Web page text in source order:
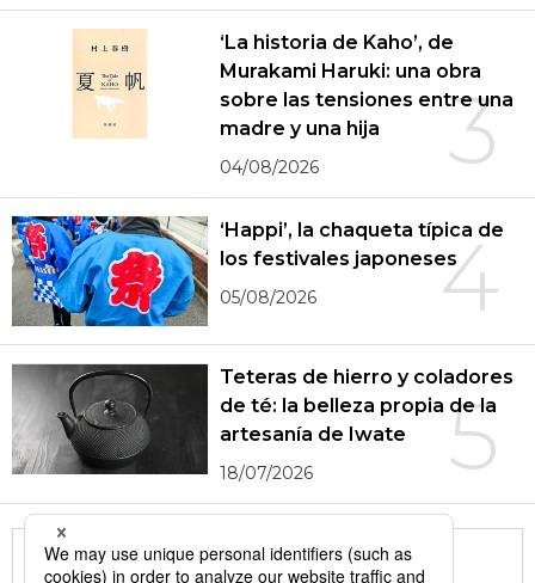
3
‘La historia de Kaho’, de
Murakami Haruki: una obra
sobre las tensiones entre una
madre y una hija
04/08/2026
4
‘Happi’, la chaqueta típica de
los festivales japoneses
05/08/2026
5
Teteras de hierro y coladores
de té: la belleza propia de la
artesanía de Iwate
18/07/2026
More in this series